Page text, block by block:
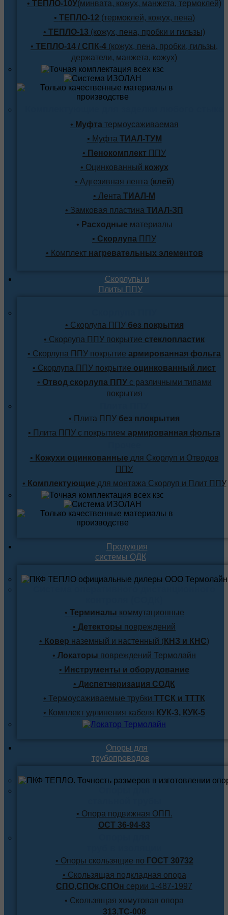
• ТЕПЛО-10У(минвата, кожух, манжета, термоклей)
• ТЕПЛО-12 (термоклей, кожух, пена)
• ТЕПЛО-13 (кожух, пена, пробки и гильзы)
• ТЕПЛО-14 / СПК-4 (кожух, пена, пробки, гильзы,
держатели, манжета, кожух)
• Муфтатермоусаживаемая
• Муфта ТИАЛ-ТУМ
• Пенокомплект ППУ
• Оцинкованный кожух
• Адгезивная лента (клей)
• Лента ТИАЛ-М
• Замковая пластина ТИАЛ-ЗП
• Расходные материалы
• Скорлупа ППУ
• Комплектнагревательных элементов
Скорлупы и
Плиты ППУ
• Скорлупа ППУбез покрытия
• Скорлупа ППУ покрытие стеклопластик
• Скорлупа ППУ покрытие армированная фольга
• Скорлупа ППУ покрытие оцинкованный лист
• Отвод скорлупа ППУс различными типами
покрытия
• Плита ППУ без плокрытия
• Плита ППУ с покрытием армированная фольга
• Кожухи оцинкованные для Скорлуп и Отводов
ППУ
• Комплектующие для монтажа Скорлуп и Плит ППУ
Продукция
системы ОДК
• Терминалы коммутационные
• Детекторы повреждений
• Ковер наземный и настенный (КНЗ и КНС)
• Локаторы повреждений Термолайн
• Инструменты и оборудование
• Диспетчеризация СОДК
• Термоусаживаемые трубки ТТСК и ТТТК
• Комплект удлинения кабеля КУК-3, КУК-5
Опоры для
трубопроводов
• Опора подвижная ОПП.
ОСТ 36-94-83
• Опоры скользящие по ГОСТ 30732
• Скользящая подкладная опора
СПО,СПОк,СПОн серии 1-487-1997
• Скользящая хомутовая опора
313.ТС-008